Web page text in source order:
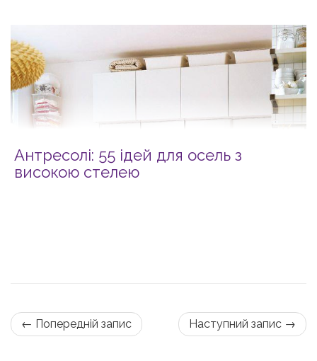
Антресолі: 55 ідей для осель з
високою стелею
← Попередній запис Наступний запис →